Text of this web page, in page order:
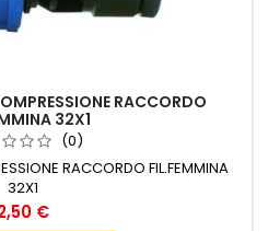
RACCORDO
32X1
(0)
RACCORDO FIL.FEMMINA
32X1
€